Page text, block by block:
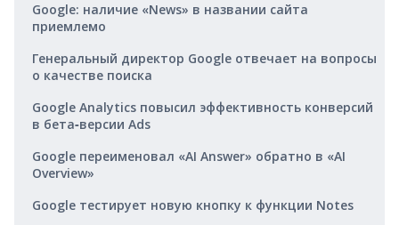
Google: наличие «News» в названии сайта
приемлемо
Генеральный директор Google отвечает на вопросы
о качестве поиска
Google Analytics повысил эффективность конверсий
в бета‑версии Ads
Google переименовал «AI Answer» обратно в «AI
Overview»
Google тестирует новую кнопку к функции Notes